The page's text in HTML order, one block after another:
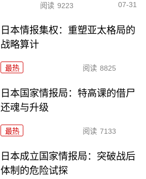
阅读 9223 07-31
日本情报集权：重塑亚太格局的
战略算计
最热 阅读 8825
日本国家情报局：特高课的借尸
还魂与升级
最热 阅读 7133
日本成立国家情报局：突破战后
体制的危险试探